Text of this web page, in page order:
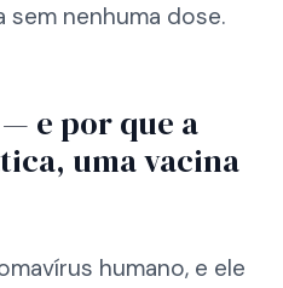
sem nenhuma dose.
— e por que a
uma vacina
humano, e ele